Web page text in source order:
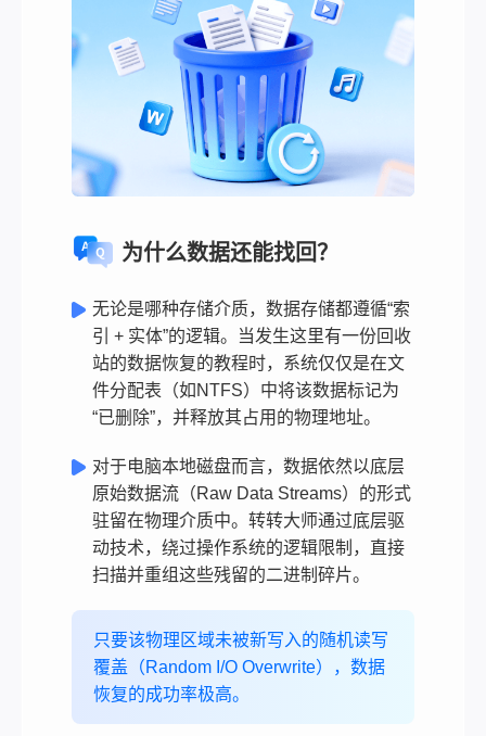
为什么数据还能找回？
无论是哪种存储介质，数据存储都遵循“索
引 + 实体”的逻辑。当发生这里有一份回收
站的数据恢复的教程时，系统仅仅是在文
件分配表（如NTFS）中将该数据标记为
“已删除”，并释放其占用的物理地址。
对于电脑本地磁盘而言，数据依然以底层
原始数据流（Raw Data Streams）的形式
驻留在物理介质中。转转大师通过底层驱
动技术，绕过操作系统的逻辑限制，直接
扫描并重组这些残留的二进制碎片。
只要该物理区域未被新写入的随机读写
覆盖（Random I/O Overwrite），数据
恢复的成功率极高。